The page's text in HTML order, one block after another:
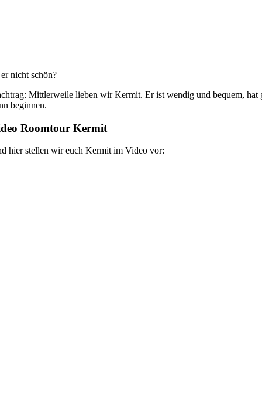
nicht schön?
Mittlerweile lieben wir Kermit. Er ist wendig und bequem,
beginnen.
Roomtour Kermit
hier stellen wir euch Kermit im Video vor: